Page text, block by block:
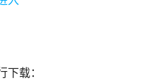
载：